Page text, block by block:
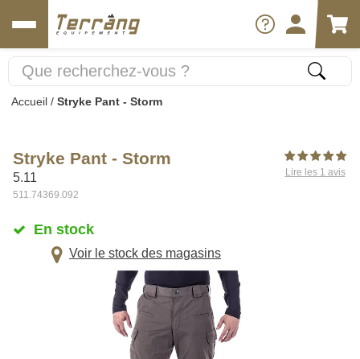
Accueil / Stryke Pant - Storm
Stryke Pant - Storm
5.11
511.74369.092
Lire les 1 avis
En stock
Voir le stock des magasins